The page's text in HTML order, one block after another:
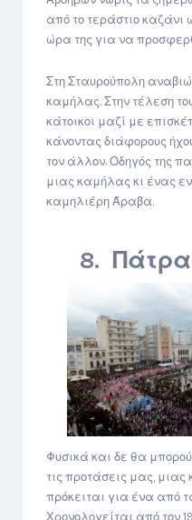
από το τεράστιο καζάνι
ώρα της για να
Στη Σταυρούπολη
καμήλας. Στην τέλεση
κάτοικοι μαζί με
κάνοντας διάφορους
τον άλλον. Οδηγός της
μιας καμήλας κι ένας
καμηλιέρη Άραβα.
8. Πάτρα
Φυσικά και δε θα
τις προτάσεις μας, μιας
πρόκειται για ένα από
Χρονολογείται από τον